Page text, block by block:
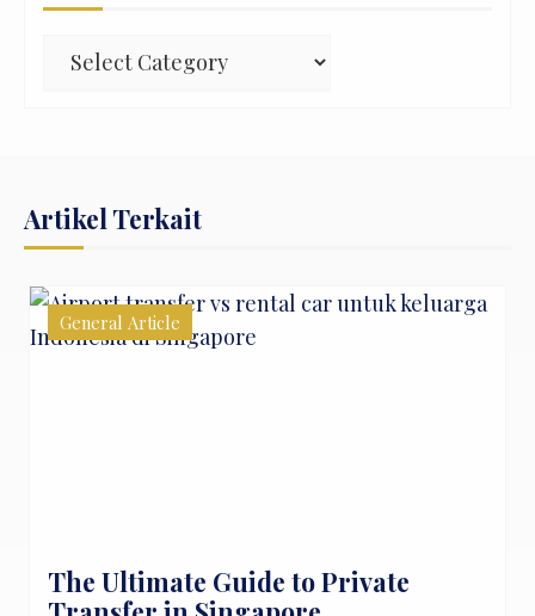
Pencarian
Artikel Terkait
General Article
The Ultimate Guide to Private